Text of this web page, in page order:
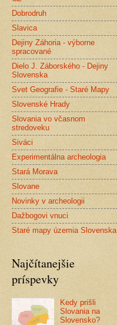
Dobrodruh
Slavica
Dejiny Záhoria - výborne
spracované
Dielo J. Záborského - Dejiny
Slovenska
Svet Geografie - Staré Mapy
Slovenské Hrady
Slovania vo včasnom
stredoveku
Siváci
Experimentálna archeologia
Stará Morava
Slovane
Novinky v archeologii
Dažbogovi vnuci
Staré mapy územia Slovenska
Najčítanejšie
príspevky
Kedy prišli
Slovania na
Slovensko?